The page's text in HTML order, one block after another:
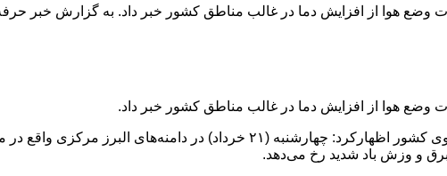
هوا از افزایش دما در غالب مناطق کشور خبر داد. به گزارش خبر
هوا از افزایش دما در غالب مناطق کشور خبر داد.
به گزارش خبر حرفه ای از ایسنا، صادق ضیاییان درباره وضعیت جوی کشور اظهارکرد:
و وزش باد شدید رخ می‌دهد.